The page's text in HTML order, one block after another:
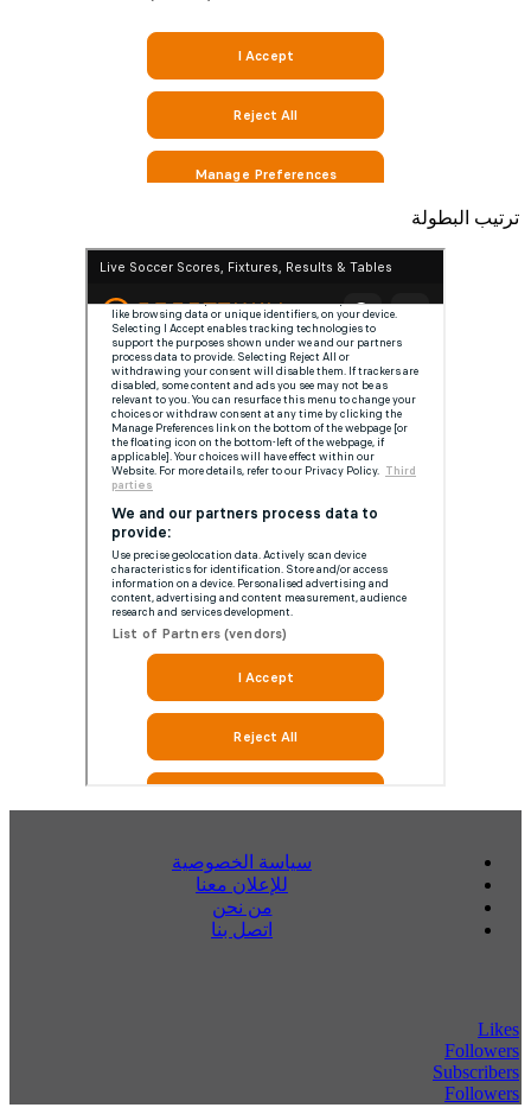
ترتيب البطولة
سياسة الخصوصية
للإعلان معنا
من نحن
اتصل بنا
Likes
Followers
Subscribers
Followers